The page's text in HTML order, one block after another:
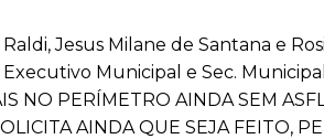
Jesus Milane de Santana e
Municipal e Sec.
NO PERÍMETRO AINDA SEM
AINDA QUE SEJA FEITO,